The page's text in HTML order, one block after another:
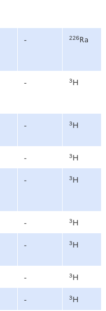
- 226Ra
- 3H
- 3H
- 3H
- 3H
- 3H
- 3H
- 3H
- 3H